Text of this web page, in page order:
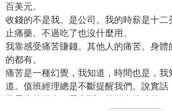
百美元。
收錢的不是我。是公司。我的時薪是十二
止痛藥。不過吃了也沒什麼用。
我靠感受痛苦賺錢。其他人的痛苦。身體
的都有。
痛苦是一種幻覺，我知道，時間也是，我
道。值班經理總是不斷提醒我們。說實
其是你的腳在一天中斷了第三次的時候。